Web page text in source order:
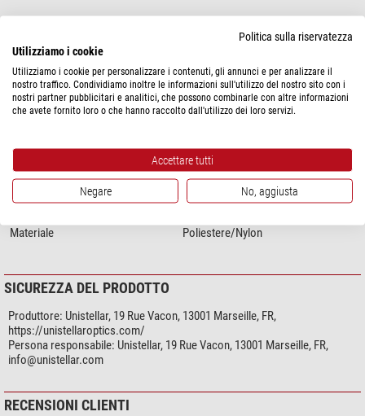
Prestazioni
Adatto per ...
Odyssey & Odyssey Pro (Unistellar)
Dimensioni esterne Lunghezza x
55x38,5x16
Tecnica di fabbricazione
Borsa da trasporto
Tipo
Trasporto & Manutenzione
Materiale
Poliestere/Nylon
SICUREZZA DEL PRODOTTO
Produttore: Unistellar, 19 Rue Vacon, 13001 Marseille, FR,
https://unistellaroptics.com/
Persona responsabile: Unistellar, 19 Rue Vacon, 13001 Marseille, FR,
info@unistellar.com
RECENSIONI CLIENTI
Politica sulla riservatezza
Utilizziamo i cookie
Utilizziamo i cookie per personalizzare i contenuti, gli annunci e per analizzare il
nostro traffico. Condividiamo inoltre le informazioni sull'utilizzo del nostro sito con i
nostri partner pubblicitari e analitici, che possono combinarle con altre informazioni
che avete fornito loro o che hanno raccolto dall'utilizzo dei loro servizi.
Accettare tutti
Negare No, aggiusta